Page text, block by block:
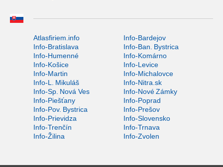
Atlasfiriem.info
Info-Bardejov
Info-Bratislava
Info-Ban. Bystrica
Info-Humenné
Info-Komárno
Info-Košice
Info-Levice
Info-Martin
Info-Michalovce
Info-L. Mikuláš
Info-Nitra.sk
Info-Sp. Nová Ves
Info-Nové Zámky
Info-Piešťany
Info-Poprad
Info-Pov. Bystrica
Info-Prešov
Info-Prievidza
Info-Slovensko
Info-Trenčín
Info-Trnava
Info-Žilina
Info-Zvolen